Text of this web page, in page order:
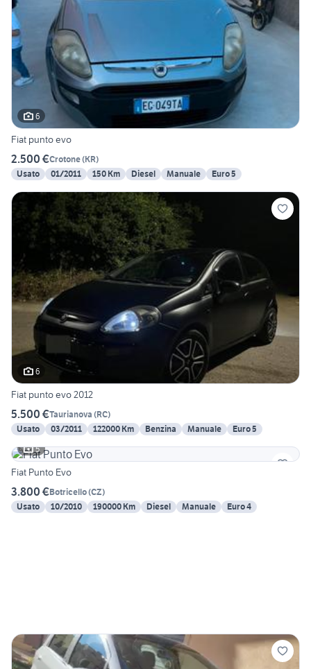
6
Fiat punto evo
2.500 €Crotone(KR)
Usato
01/2011 150 Km Diesel Manuale Euro 5
6
Fiat punto evo 2012
5.500 €Taurianova (RC)
Usato
03/2011 122000 Km Benzina Manuale
Euro 5
5
Fiat Punto Evo
3.800 €Botricello(CZ)
Usato
10/2010 190000 Km Diesel Manuale Euro 4